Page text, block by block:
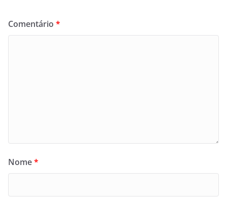
Comentário *
Nome*